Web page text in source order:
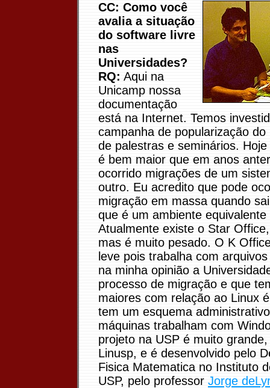
CC: Como você
avalia a situação
do software livre
nas
Universidades?
RQ: Aqui na
Unicamp nossa
documentação
está na Internet. Temos
campanha de popularização
de palestras e seminários.
é bem maior que em anos
ocorrido migrações de um
outro. Eu acredito que pode
migração em massa quando
que é um ambiente equivalente
Atualmente existe o Star
mas é muito pesado. O K
leve pois trabalha com
na minha opinião a
processo de migração e que
maiores com relação ao Linux
tem um esquema
máquinas trabalham com
projeto na USP é muito
Linusp, e é desenvolvido pelo
Fisica Matematica no Instituto
USP, pelo professor Jorge